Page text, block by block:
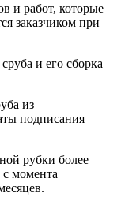
и работ, которые
заказчиком при
и его сборка
из
подписания
рубки более
момента